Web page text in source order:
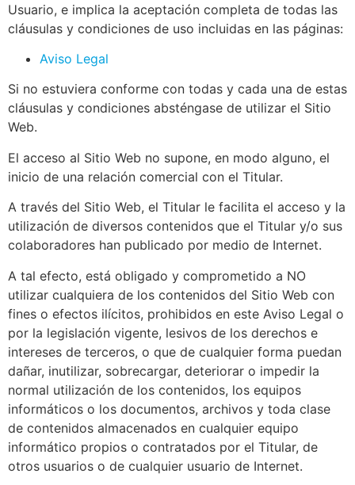
Usuario, e implica la aceptación completa de todas las
cláusulas y condiciones de uso incluidas en las páginas:
Aviso Legal
Si no estuviera conforme con todas y cada una de estas
cláusulas y condiciones absténgase de utilizar el Sitio
Web.
El acceso al Sitio Web no supone, en modo alguno, el
inicio de una relación comercial con el Titular.
A través del Sitio Web, el Titular le facilita el acceso y la
utilización de diversos contenidos que el Titular y/o sus
colaboradores han publicado por medio de Internet.
A tal efecto, está obligado y comprometido a NO
utilizar cualquiera de los contenidos del Sitio Web con
fines o efectos ilícitos, prohibidos en este Aviso Legal o
por la legislación vigente, lesivos de los derechos e
intereses de terceros, o que de cualquier forma puedan
dañar, inutilizar, sobrecargar, deteriorar o impedir la
normal utilización de los contenidos, los equipos
informáticos o los documentos, archivos y toda clase
de contenidos almacenados en cualquier equipo
informático propios o contratados por el Titular, de
otros usuarios o de cualquier usuario de Internet.